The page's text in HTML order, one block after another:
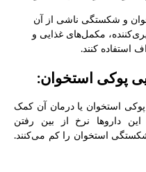
و شکستگی ناشی از آن
مکمل‌های غذایی و
استفاده کنند.
پوکی استخوان:
پوکی استخوان یا درمان آن کمک
داروها نرخ از بین رفتن
استخوان را کم می‌کنند.